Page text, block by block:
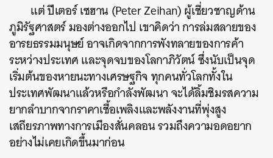
แต่ ปีเตอร์ เซฮาน (Peter Zeihan) ผู้เชี่ยวชาญด้าน
ภูมิรัฐศาสตร์ มองต่างออกไป เขาคิดว่า การล่มสลายของ
อารยธรรมมนุษย์ อาจเกิดจากการพังทลายของการค้า
ระหว่างประเทศ และจุดจบของโลกาภิวัตน์ ซึ่งนับเป็นจุด
เริ่มต้นของหายนะทางเศรษฐกิจ ทุกคนทั่วโลกทั้งใน
ประเทศพัฒนาแล้วหรือกำลังพัฒนา จะได้ลิ้มชิมรสความ
ยากลำบากจากราคาเชื้อเพลิงและพลังงานที่พุ่งสูง
เสถียรภาพทางการเมืองสั่นคลอน รวมถึงความอดอยาก
อย่างไม่เคยเกิดขึ้นมาก่อน